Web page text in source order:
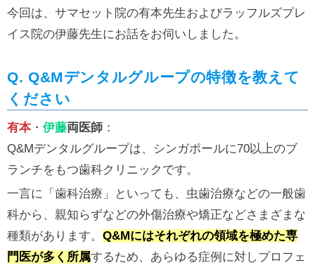
今回は、サマセット院の有本先生およびラッフルズプレ
イス院の伊藤先生にお話をお伺いしました。
Q. Q&Mデンタルグループの特徴を教えて
ください
有本・ 伊藤両医師 ：
Q&Mデンタルグループは、シンガポールに70以上のブ
ランチをもつ歯科クリニックです。
一言に「歯科治療」といっても、虫歯治療などの一般歯
科から、親知らずなどの外傷治療や矯正などさまざまな
種類があります。 Q&Mにはそれぞれの領域を極めた専
門医が多く所属するため、あらゆる症例に対しプロフェ